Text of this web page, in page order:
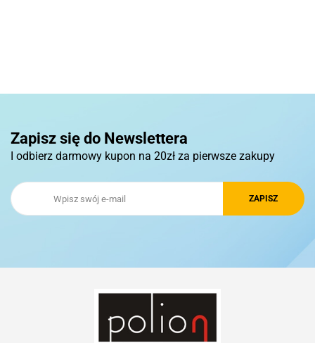
Royal Design
Zapisz się do Newslettera
I odbierz darmowy kupon na 20zł za pierwsze zakupy